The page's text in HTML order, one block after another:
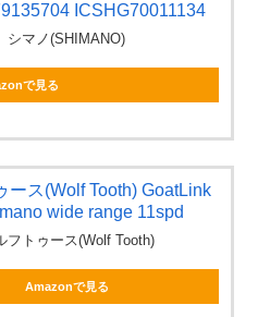
ICSHG70011134
シマノ(SHIMANO)
で見る
ース(Wolf Tooth) GoatLink
wide range 11spd
フトゥース(Wolf Tooth)
Amazonで見る